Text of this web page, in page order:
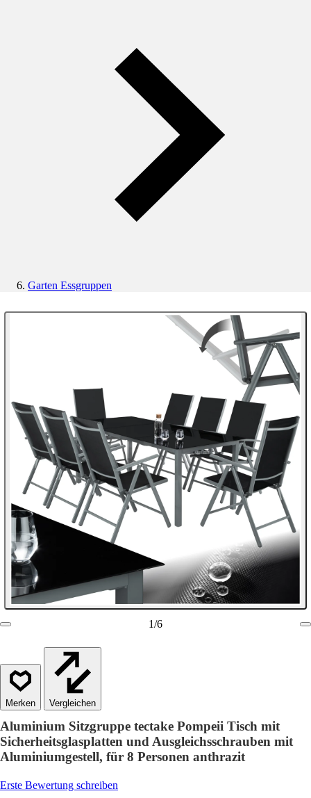
Garten Essgruppen
1/6
Vergleichen
Aluminium Sitzgruppe tectake Pompeii Tisch mit
Sicherheitsglasplatten und Ausgleichsschrauben mit
Aluminiumgestell, für 8 Personen anthrazit
Erste Bewertung schreiben